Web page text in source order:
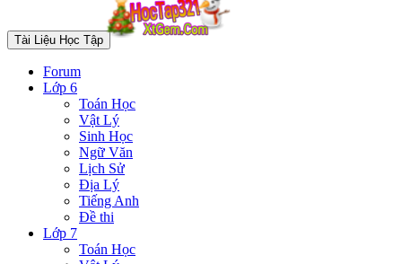
Tài Liệu Học Tập
Forum
Lớp 6
Toán Học
Vật Lý
Sinh Học
Ngữ Văn
Lịch Sử
Địa Lý
Tiếng Anh
Đề thi
Lớp 7
Toán Học